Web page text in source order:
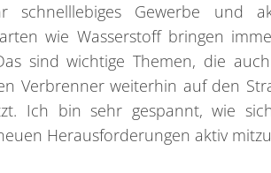
Gewerbe und
wie Wasserstoff bringen
sind wichtige Themen, die
Verbrenner weiterhin auf den
Ich bin sehr gespannt, wie
Herausforderungen aktiv